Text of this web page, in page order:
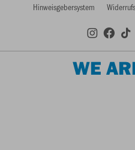
Hinweisgebersystem
WE